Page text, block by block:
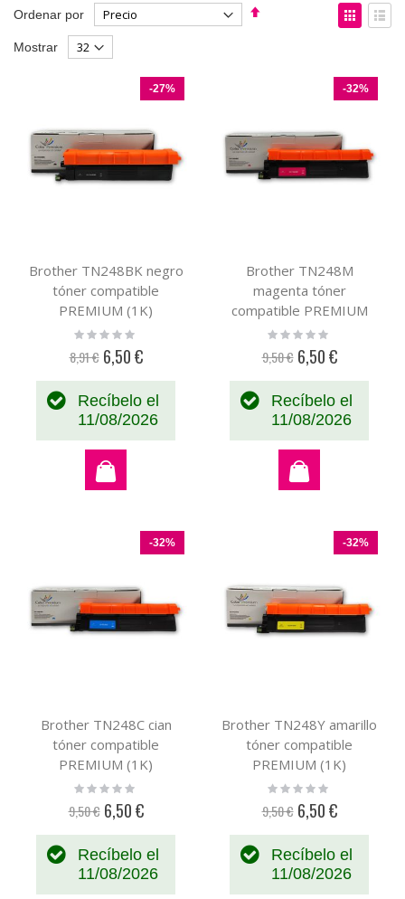
Ordenar por
Fijar
Ver
como
Mostrar
-27%
Brother TN248BK negro
tóner compatible
PREMIUM (1K)
Rating:
8,91 € Precio
6,50 €
Recíbelo el
11/08/2026
-32%
Brother TN248M
magenta tóner
compatible PREMIUM
(1K)
Rating:
9,50 € Precio
6,50 €
Recíbelo el
11/08/2026
-32%
Brother TN248C cian
tóner compatible
PREMIUM (1K)
Rating:
9,50 € Precio
6,50 €
Recíbelo el
11/08/2026
-32%
Brother TN248Y amarillo
tóner compatible
PREMIUM (1K)
Rating:
9,50 € Precio
6,50 €
Recíbelo el
11/08/2026